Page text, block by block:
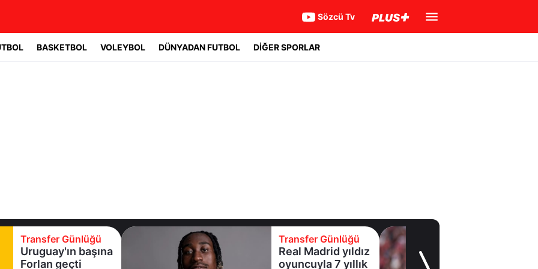
Sözcü Tv
BASKETBOL VOLEYBOL DÜNYADAN FUTBOL DİĞER SPORLAR
Günlüğü
başına
geçti
Transfer Günlüğü
Real Madrid yıldız
oyuncuyla 7 yıllık